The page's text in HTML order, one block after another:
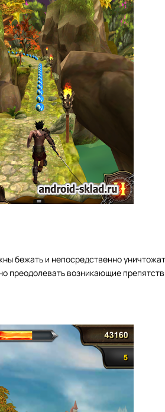
бежать и непосредственно
преодолевать возникающие